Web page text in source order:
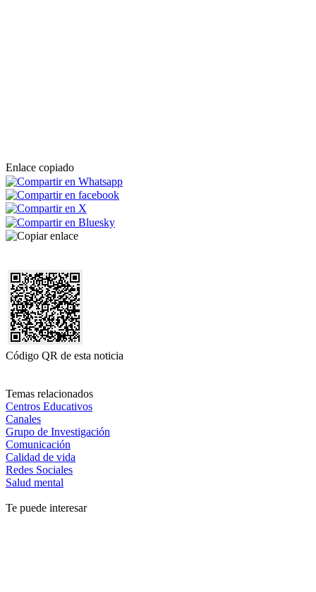
Enlace copiado
Código QR de esta noticia
Temas relacionados
Centros Educativos
Canales
Grupo de Investigación
Comunicación
Calidad de vida
Redes Sociales
Salud mental
Te puede interesar